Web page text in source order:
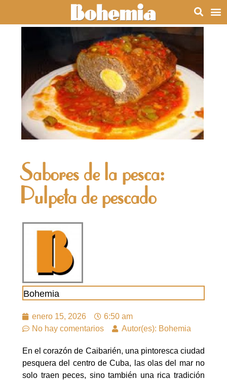
Sabores de la pesca:
Pulpeta de pescado
Bohemia
enero 15, 2026
6:50 am
No hay comentarios
Autor(es): Bohemia
En el corazón de Caibarién, una pintoresca ciudad
pesquera del centro de Cuba, las olas del mar no
solo traen peces, sino también una rica tradición